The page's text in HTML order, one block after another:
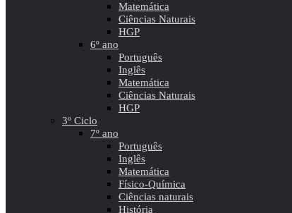
Matemática
Ciências Naturais
HGP
6º ano
Português
Inglês
Matemática
Ciências Naturais
HGP
3º Ciclo
7º ano
Português
Inglês
Matemática
Físico-Química
Ciências naturais
História